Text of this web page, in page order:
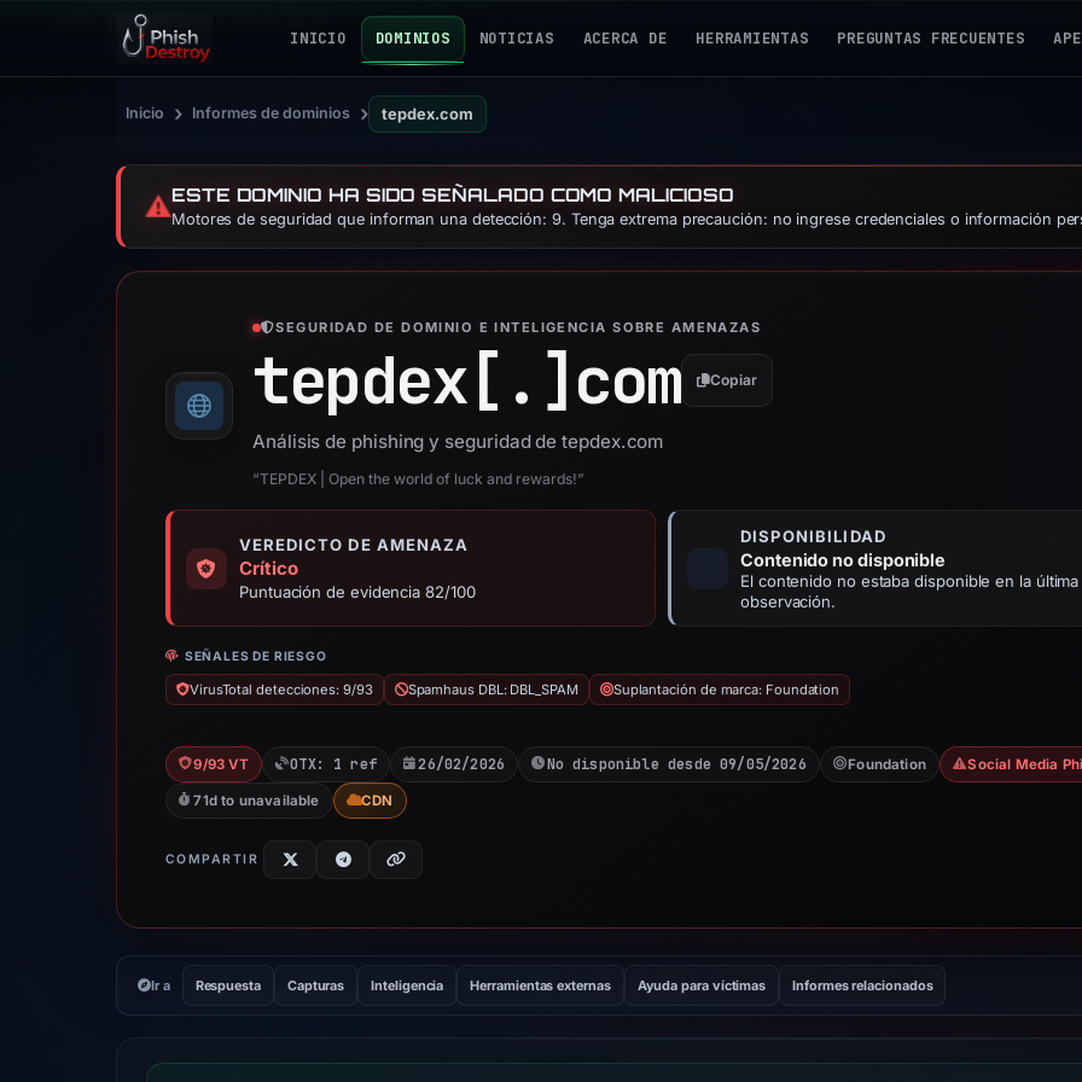
INICIO DOMINIOS NOTICIAS ACERCA DE HERRAMIENTAS PREGUNTAS FRECUENTES
Inicio › Informes de dominios › tepdex.com
⚠️ESTE DOMINIO HA SIDO SEÑALADO COMO MALICIOSO
Motores de seguridad que informan una detección: 9. Tenga extrema precaución: no ingrese credenciales o información
SEGURIDAD DE DOMINIO E INTELIGENCIA SOBRE AMENAZAS
tepdex[.]com Copiar
Análisis de phishing y seguridad de tepdex.com
“TEPDEX | Open the world of luck and rewards!”
VEREDICTO DE AMENAZA
Crítico
Puntuación de evidencia 82/100
DISPONIBILIDAD
Contenido no disponible
El contenido no estaba disponible en la última
observación.
SEÑALES DE RIESGO
VirusTotal detecciones: 9/93 Spamhaus DBL: DBL_SPAM Suplantación de marca: Foundation
9/93 VT OTX: 1 ref 26/02/2026 No disponible desde 09/05/2026 Foundation Social Media
71d to unavailable CDN
COMPARTIR
Ir a Respuesta Capturas Inteligencia Herramientas externas Ayuda para víctimas Informes relacionados